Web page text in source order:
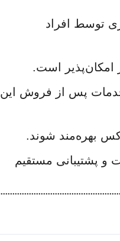
توسط افراد
امکان‌پذیر است.
پس از فروش این
بهره‌مند شوند.
پشتیبانی مستقیم